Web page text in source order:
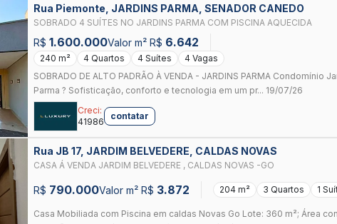
Rua Piemonte, JARDINS PARMA, SENADOR CANEDO
SOBRADO 4 SUÍTES NO JARDINS PARMA COM PISCINA AQUECIDA
R$ 1.600.000Valor m² R$ 6.642
240 m² 4 Quartos 4 Suítes
4 Vagas
SOBRADO DE ALTO PADRÃO À VENDA - JARDINS PARMA Condomínio
Parma ? Sofisticação, conforto e tecnologia em um pr... 19/07/26
Creci:
41986
contatar
Rua JB 17, JARDIM BELVEDERE, CALDAS NOVAS
CASA Á VENDA JARDIM BELVEDERE , CALDAS NOVAS -GO
R$ 790.000Valor m² R$ 3.872 204 m² 3 Quartos 1
Casa Mobiliada com Piscina em caldas Novas Go Lote: 360 m²; Área